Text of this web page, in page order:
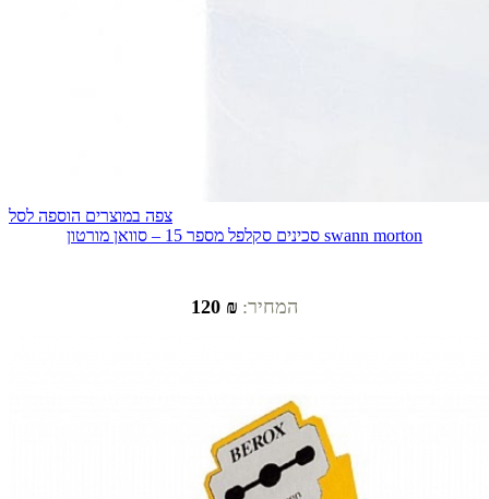
צפה במוצרים הוספה לסל
סכינים סקלפל מספר 15 – סוואן מורטון swann morton
המחיר: ₪ 120